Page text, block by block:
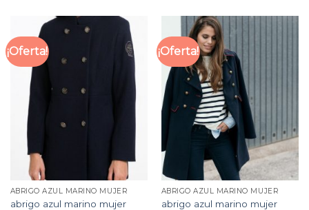
¡Oferta!
ABRIGO AZUL MARINO MUJER
abrigo azul marino mujer
¡Oferta!
ABRIGO AZUL MARINO MUJER
abrigo azul marino mujer